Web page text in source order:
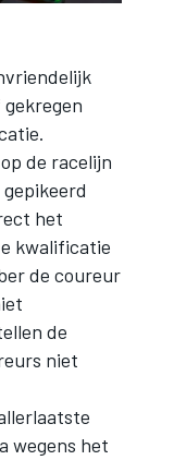
de racelijn
het
kwalificatie
de coureur
de
niet
wegens het